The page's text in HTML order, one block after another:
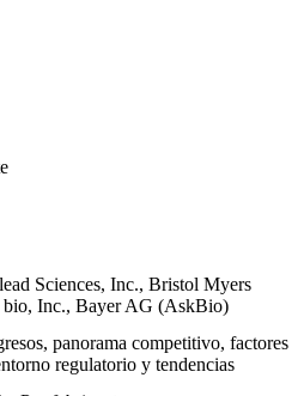
Sciences, Inc., Bristol Myers
bio, Inc., Bayer AG (AskBio)
panorama competitivo, factores
regulatorio y tendencias